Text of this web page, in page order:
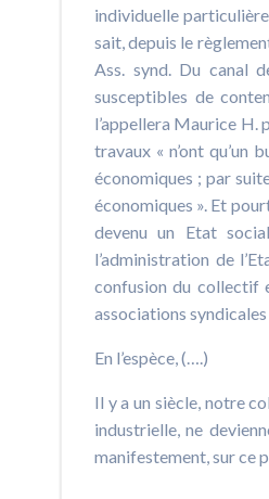
individuelle
sait, depuis le
Ass. synd. Du canal
susceptibles de
l’appellera Maurice H.
travaux « n’ont qu’un
économiques ; par
économiques ». Et
devenu un Etat
l’administration de
confusion du collectif
associations
En l’espèce, (….)
Il y a un siècle, notre
industrielle, ne
manifestement, sur ce